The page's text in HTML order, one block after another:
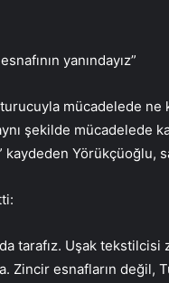
yanındayız”
mücadelede ne
şekilde mücadelede
kaydeden Yörükçüoğlu,
tarafız. Uşak
esnafların değil,